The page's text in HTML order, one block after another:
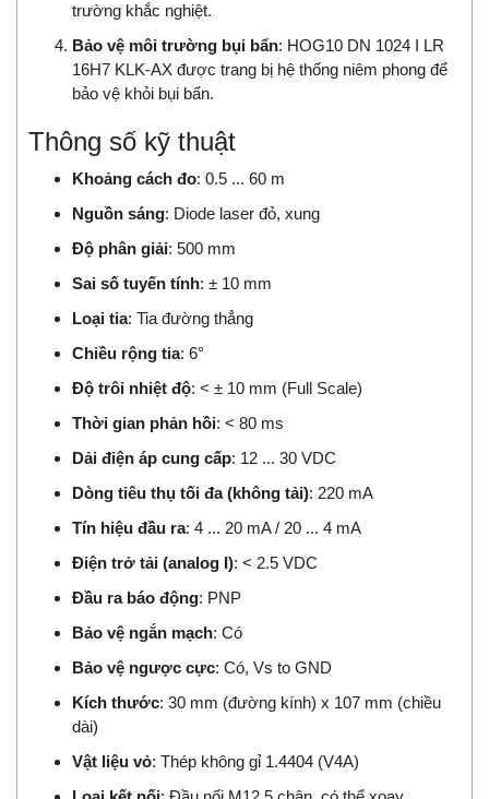
trường khắc nghiệt.
Bảo vệ môi trường bụi bẩn: HOG10 DN 1024 I LR
16H7 KLK-AX được trang bị hệ thống niêm phong để
bảo vệ khỏi bụi bẩn.
Thông số kỹ thuật
Khoảng cách đo: 0.5 ... 60 m
Nguồn sáng: Diode laser đỏ, xung
Độ phân giải: 500 mm
Sai số tuyến tính: ± 10 mm
Loại tia: Tia đường thẳng
Chiều rộng tia: 6°
Độ trôi nhiệt độ: < ± 10 mm (Full Scale)
Thời gian phản hồi: < 80 ms
Dải điện áp cung cấp: 12 ... 30 VDC
Dòng tiêu thụ tối đa (không tải): 220 mA
Tín hiệu đầu ra: 4 ... 20 mA / 20 ... 4 mA
Điện trở tải (analog I): < 2.5 VDC
Đầu ra báo động: PNP
Bảo vệ ngắn mạch: Có
Bảo vệ ngược cực: Có, Vs to GND
Kích thước: 30 mm (đường kính) x 107 mm (chiều
dài)
Vật liệu vỏ: Thép không gỉ 1.4404 (V4A)